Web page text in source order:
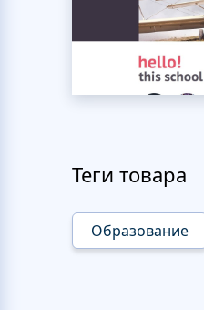
Теги товара
Образование